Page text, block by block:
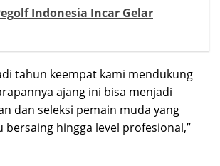
Indonesia Incar Gelar
tahun keempat kami mendukung
ajang ini bisa menjadi
dan seleksi pemain muda yang
bersaing hingga level profesional,”